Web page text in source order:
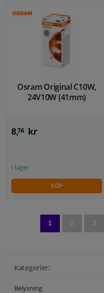
Kategorier:
Belysning
Osram Original C10W,
24V10W (41mm)
8,76 kr
I lager
KÖP
1 2 3